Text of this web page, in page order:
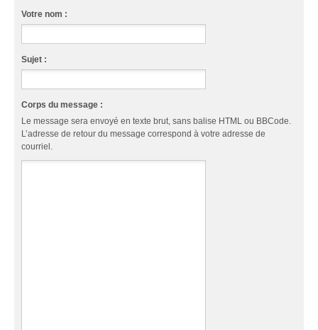
Votre nom :
Sujet :
Corps du message :
Le message sera envoyé en texte brut, sans balise HTML ou BBCode.
L’adresse de retour du message correspond à votre adresse de
courriel.